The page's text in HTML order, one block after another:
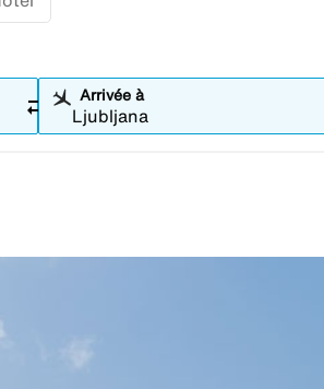
sync_alt Arrivée à